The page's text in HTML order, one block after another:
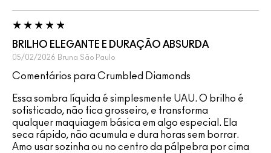
BRILHO ELEGANTE E DURAÇÃO ABSURDA
05/02/2026 Bruna São Paulo
Comentários para Crumbled Diamonds
Essa sombra líquida é simplesmente UAU. O brilho é
sofisticado, não fica grosseiro, e transforma
qualquer maquiagem básica em algo especial. Ela
seca rápido, não acumula e dura horas sem borrar.
Amo usar sozinha ou no centro da pálpebra por cima